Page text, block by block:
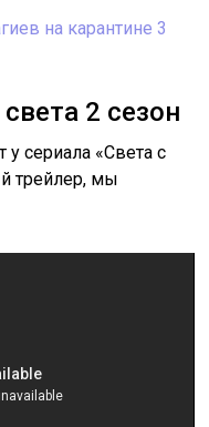
на карантине 3
2 сезон
сериала «Света с
трейлер, мы